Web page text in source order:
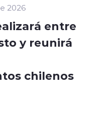
2026
entre
y reunirá
chilenos